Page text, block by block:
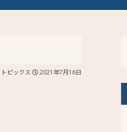
トピックス 2021年7月16日